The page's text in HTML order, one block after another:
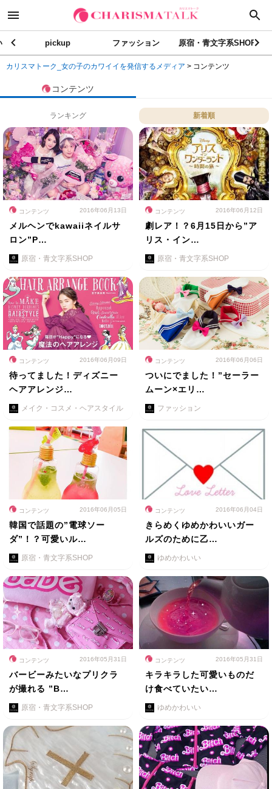
pickup ファッション 原宿・青文字系SHOP
カリスマトーク_女の子のカワイイを発信するメディア > コンテンツ
コンテンツ
ランキング 新着順
コンテンツ 2016年06月13日
メルヘンでkawaiiネイルサ
ロン”P…
原宿・青文字系SHOP
コンテンツ 2016年06月12日
劇レア！？6月15日から”ア
リス・イン…
原宿・青文字系SHOP
コンテンツ 2016年06月09日
待ってました！ディズニー
ヘアアレンジ…
メイク・コスメ・ヘアスタイル
コンテンツ 2016年06月06日
ついにでました！”セーラー
ムーン×エリ…
ファッション
コンテンツ 2016年06月05日
韓国で話題の”電球ソー
ダ”！？可愛いル…
原宿・青文字系SHOP
コンテンツ 2016年06月04日
きらめくゆめかわいいガー
ルズのために乙…
ゆめかわいい
コンテンツ 2016年05月31日
バービーみたいなプリクラ
が撮れる ”B…
原宿・青文字系SHOP
コンテンツ 2016年05月31日
キラキラした可愛いものだ
け食べていたい…
ゆめかわいい